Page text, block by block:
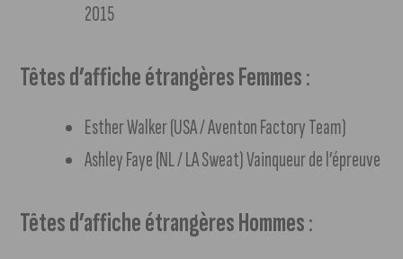
2015
Têtes d’affiche étrangères Femmes:
Esther Walker (USA / Aventon Factory Team)
Ashley Faye (NL / LA Sweat) Vainqueur de l’épreuve
Têtes d’affiche étrangères Hommes: